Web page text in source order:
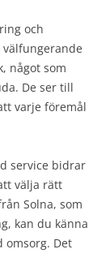
och
något som
De ser till
varje föremål
service bidrar
välja rätt
Solna, som
kan du känna
Det